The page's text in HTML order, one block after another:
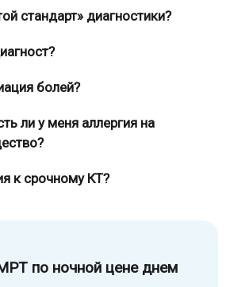
по ночной цене днем
стандарт» диагностики?
болей?
ли у меня аллергия на
к срочному КТ?